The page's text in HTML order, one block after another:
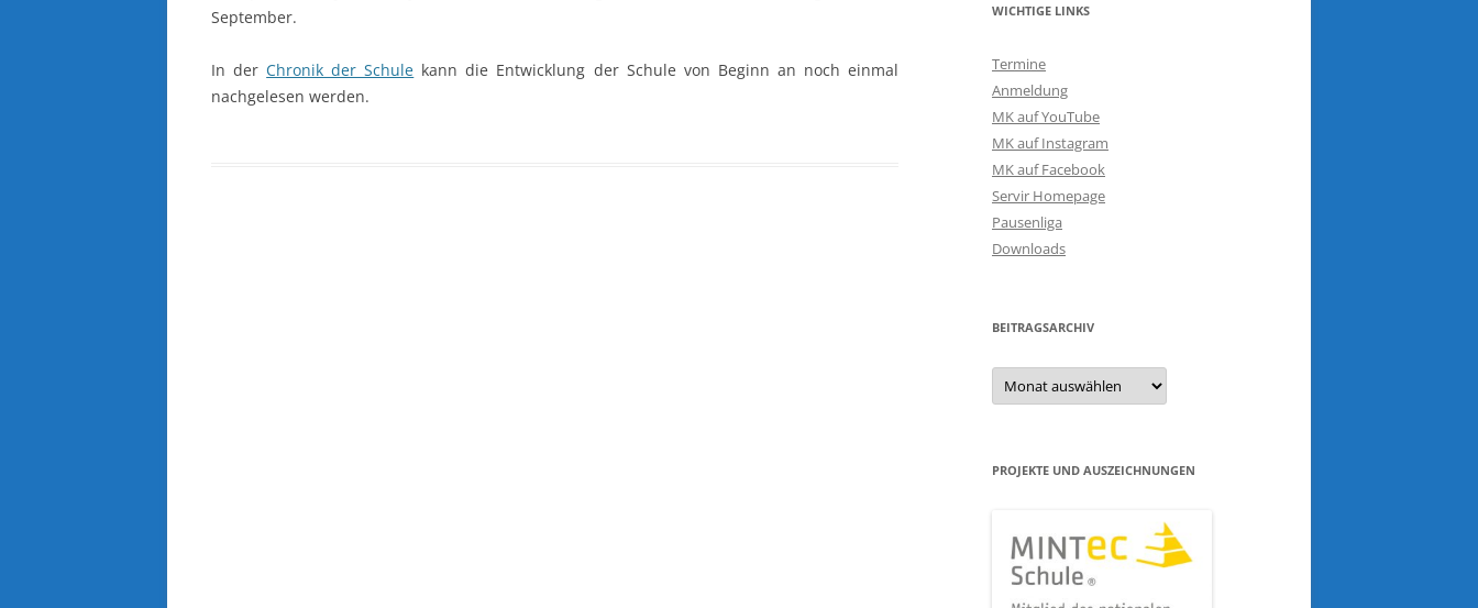
September.
In derChronik der Schule kann die Entwicklung der Schule von Beginn an noch einmal
nachgelesen werden.
WICHTIGE LINKS
Termine
Anmeldung
MK auf YouTube
MK auf Instagram
MK auf Facebook
Servir Homepage
Pausenliga
Downloads
BEITRAGSARCHIV
Beitragsarchiv
PROJEKTE UND AUSZEICHNUNGEN